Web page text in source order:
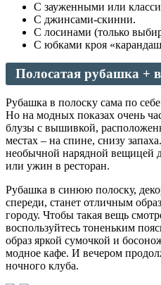
С зауженными или
С джинсами-скинни.
С лосинами (только
С юбками кроя
Полосатая рубашка +
Рубашка в полоску сама по
Но на модных показах очень
блузы с вышивкой,
местах – на спине, снизу
необычной нарядной вещицей
или ужин в ресторан.
Рубашка в синюю полоску,
спереди, станет отличным
городу. Чтобы такая вещь
воспользуйтесь тоненьким
образ яркой сумочкой и
модное кафе. И вечером
ночного клуба.